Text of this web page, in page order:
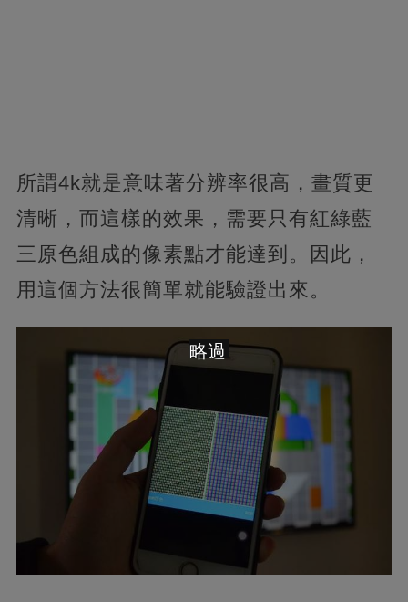
所謂4k就是意味著分辨率很高，畫質更
清晰，而這樣的效果，需要只有紅綠藍
三原色組成的像素點才能達到。因此，
用這個方法很簡單就能驗證出來。
略過